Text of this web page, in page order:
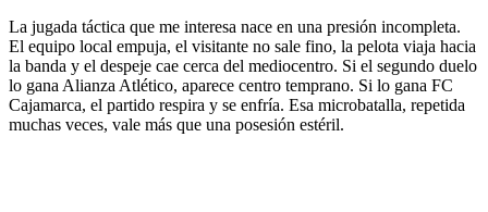
La jugada táctica que me interesa nace en una presión incompleta.
El equipo local empuja, el visitante no sale fino, la pelota viaja hacia
la banda y el despeje cae cerca del mediocentro. Si el segundo duelo
lo gana Alianza Atlético, aparece centro temprano. Si lo gana FC
Cajamarca, el partido respira y se enfría. Esa microbatalla, repetida
muchas veces, vale más que una posesión estéril.